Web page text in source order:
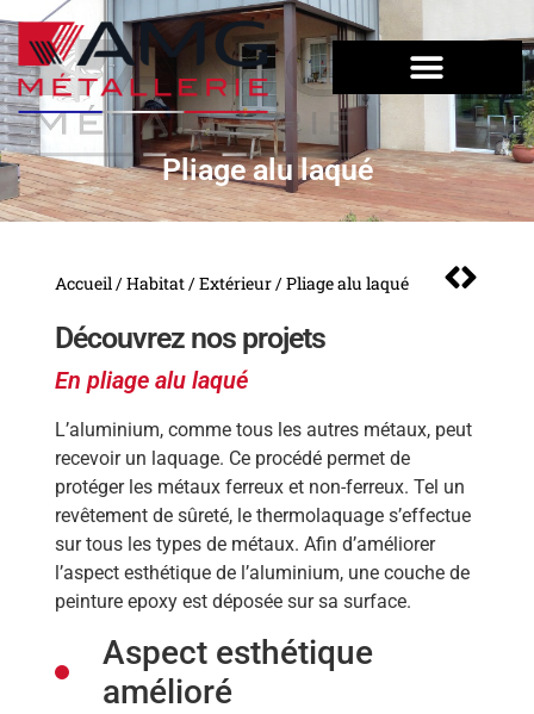
Pliage alu laqué
Accueil/Habitat/Extérieur/ Pliage alu laqué
Découvrez nos projets
En pliage alu laqué
L’aluminium, comme tous les autres métaux, peut
recevoir un laquage. Ce procédé permet de
protéger les métaux ferreux et non-ferreux. Tel un
revêtement de sûreté, le thermolaquage s’effectue
sur tous les types de métaux. Afin d’améliorer
l’aspect esthétique de l’aluminium, une couche de
peinture epoxy est déposée sur sa surface.
Aspect esthétique
amélioré